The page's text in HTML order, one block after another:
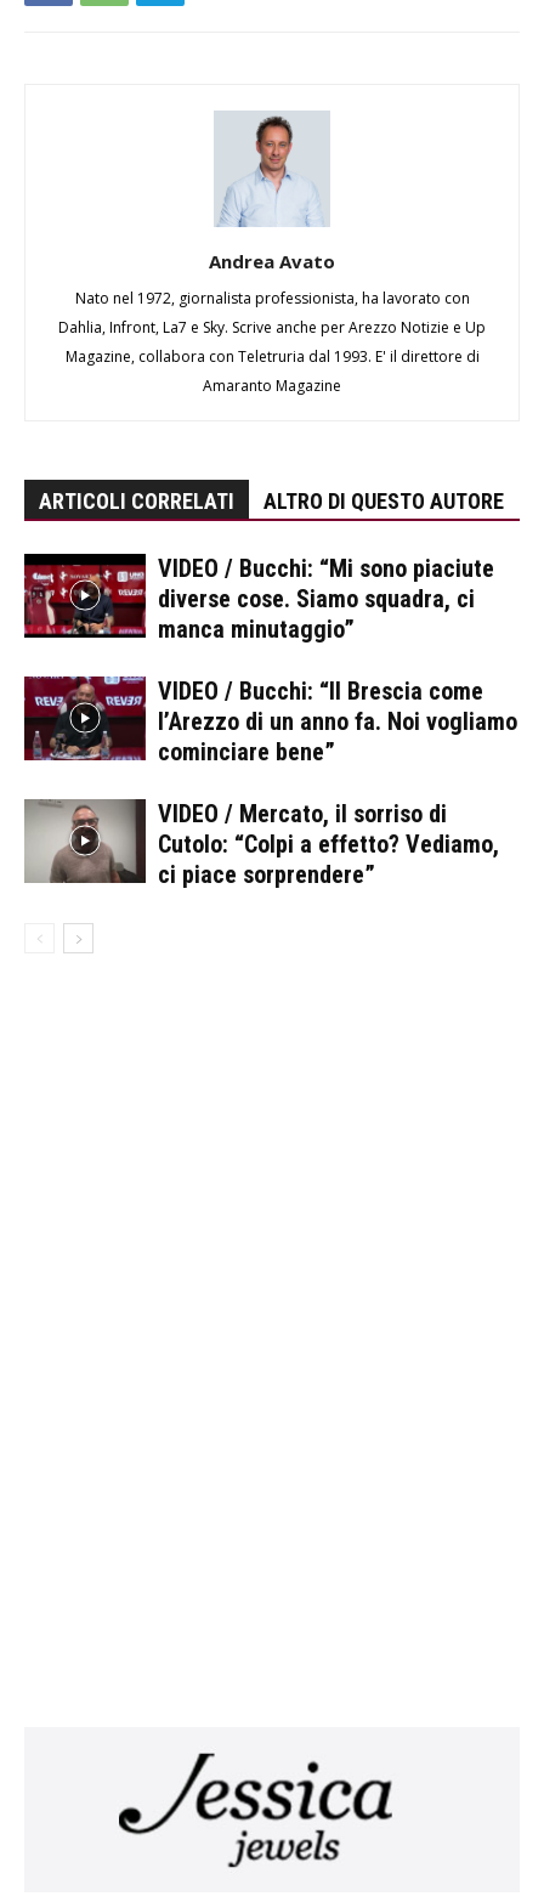
Andrea Avato
Nato nel 1972, giornalista professionista, ha lavorato con
Dahlia, Infront, La7 e Sky. Scrive anche per Arezzo Notizie e Up
Magazine, collabora con Teletruria dal 1993. E' il direttore di
Amaranto Magazine
ARTICOLI CORRELATI ALTRO DI QUESTO AUTORE
VIDEO / Bucchi: “Mi sono piaciute
diverse cose. Siamo squadra, ci
manca minutaggio”
VIDEO / Bucchi: “Il Brescia come
l’Arezzo di un anno fa. Noi vogliamo
cominciare bene”
VIDEO / Mercato, il sorriso di
Cutolo: “Colpi a effetto? Vediamo,
ci piace sorprendere”